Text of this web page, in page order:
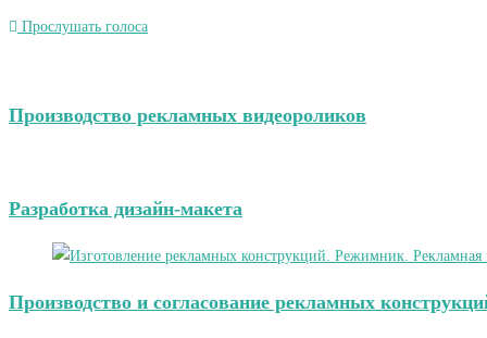
Прослушать голоса
Производство рекламных видеороликов
Разработка дизайн-макета
Производство и согласование рекламных